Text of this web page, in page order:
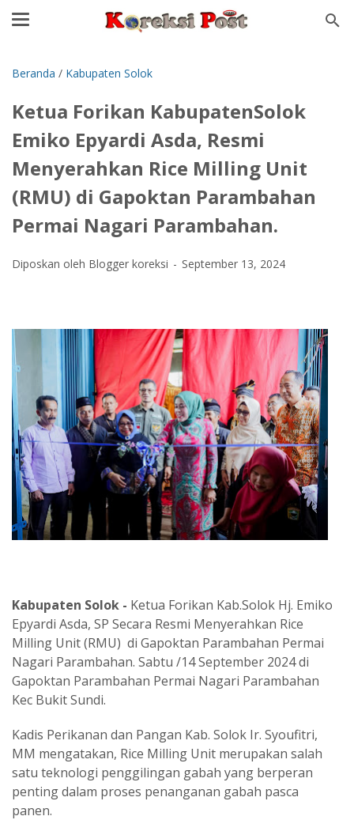
Beranda / Kabupaten Solok
Ketua Forikan KabupatenSolok
Emiko Epyardi Asda, Resmi
Menyerahkan Rice Milling Unit
(RMU) di Gapoktan Parambahan
Permai Nagari Parambahan.
Diposkan oleh Blogger koreksi September 13, 2024
Kabupaten Solok - Ketua Forikan Kab.Solok Hj. Emiko
Epyardi Asda, SP Secara Resmi Menyerahkan Rice
Milling Unit (RMU) di Gapoktan Parambahan Permai
Nagari Parambahan. Sabtu /14 September 2024 di
Gapoktan Parambahan Permai Nagari Parambahan
Kec Bukit Sundi.
Kadis Perikanan dan Pangan Kab. Solok Ir. Syoufitri,
MM mengatakan, Rice Milling Unit merupakan salah
satu teknologi penggilingan gabah yang berperan
penting dalam proses penanganan gabah pasca
panen.